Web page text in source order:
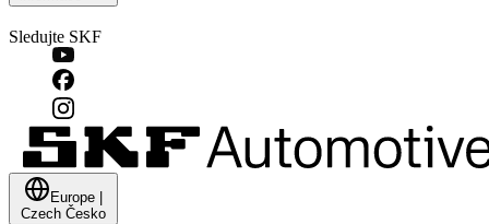
Sledujte SKF
Europe
Czech Česko